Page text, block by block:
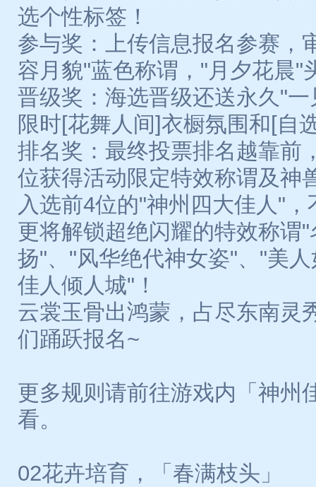
选个性标签！
参与奖：上传信息报名参赛，
容月貌"蓝色称谓，"月夕花晨"
晋级奖：海选晋级还送永久"
限时[花舞人间]衣橱氛围和[自
排名奖：最终投票排名越靠前
位获得活动限定特效称谓及神
入选前4位的"神州四大佳人"
更将解锁超绝闪耀的特效称谓
扬"、"风华绝代神女姿"、"美
佳人倾人城"！
云裳玉骨出鸿蒙，占尽东南灵
们踊跃报名~
更多规则请前往游戏内「神州
看。
02花卉培育，「春满枝头」